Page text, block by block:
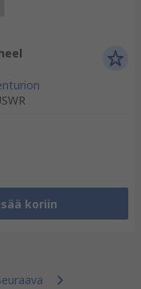
koriin